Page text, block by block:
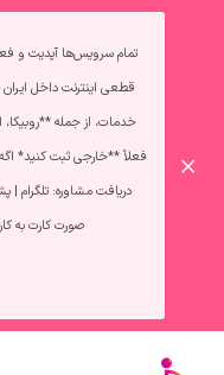
تمام سرویس‌ها آپدیت و
خدمات، از جمله **روبیکا،
فعلاً **خارجی ثبت کنید*
صورت کارت به کارت 20 درصد شارژ بیشتر دریافت